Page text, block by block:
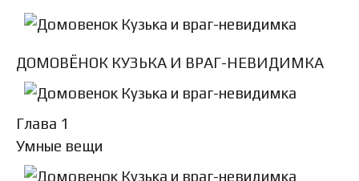
ДОМОВЁНОК КУЗЬКА И ВРАГ-НЕВИДИМКА
Глава 1
Умные вещи